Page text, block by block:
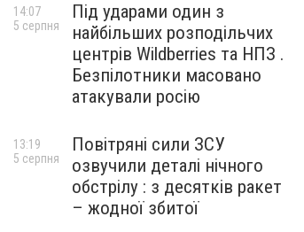
Під ударами один з
найбільших розподільчих
центрів Wildberries та НПЗ .
Безпілотники масовано
атакували росію
14:07
5 серпня
Повітряні сили ЗСУ
озвучили деталі нічного
обстрілу : з десятків ракет
– жодної збитої
13:19
5 серпня